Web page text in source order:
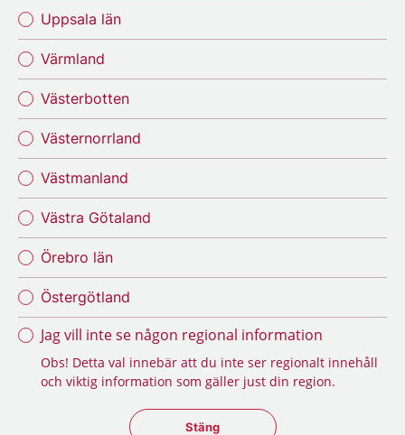
Uppsala län
Värmland
Västerbotten
Västernorrland
Västmanland
Västra Götaland
Örebro län
Östergötland
Jag vill inte se någon regional information
Obs! Detta val innebär att du inte ser regionalt innehåll
och viktig information som gäller just din region.
Stäng regionsväljaren
Stäng